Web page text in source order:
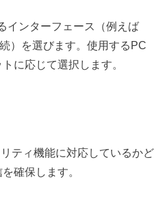
インターフェース（例えば
）を選びます。使用するPC
に応じて選択します。
ティ機能に対応しているかど
確保します。